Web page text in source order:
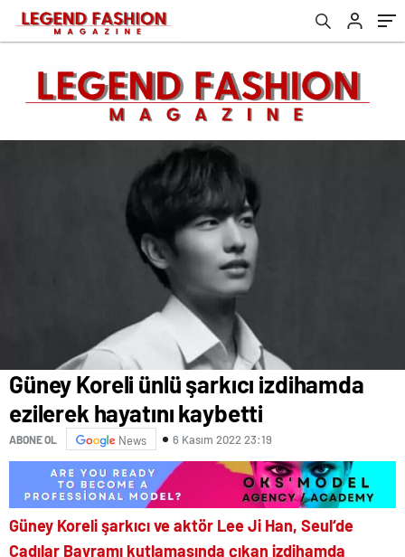
Güney Koreli ünlü şarkıcı izdihamda
ezilerek hayatını kaybetti
ABONE OL News 6 Kasım 2022 23:19
Güney Koreli şarkıcı ve aktör Lee Ji Han, Seul‘de
Cadılar Bayramı kutlamasında çıkan izdihamda